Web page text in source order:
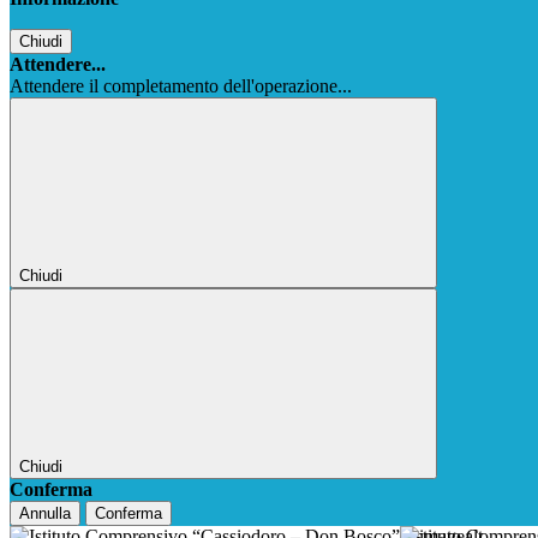
Chiudi
Attendere...
Attendere il completamento dell'operazione...
Chiudi
Chiudi
Conferma
Annulla Conferma